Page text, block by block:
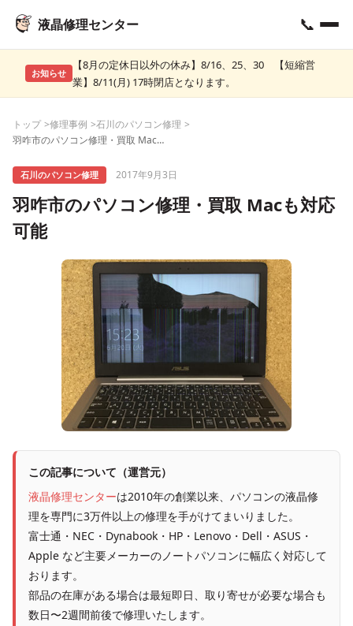
液晶修理センター 📞
お知らせ
【8月の定休日以外の休み】8/16、25、30 【短縮営
業】8/11(月) 17時閉店となります。
トップ 修理事例
石川のパソコン修理
羽咋市のパソコン修理・買取 Macも対応可能
石川のパソコン修理 2017年9月3日
羽咋市のパソコン修理・買取 Macも対応
可能
この記事について（運営元）
液晶修理センターは2010年の創業以来、パソコンの液晶修
理を専門に3万件以上の修理を手がけてまいりました。
富士通・NEC・Dynabook・HP・Lenovo・Dell・ASUS・
Apple など主要メーカーのノートパソコンに幅広く対応して
おります。
部品の在庫がある場合は最短即日、取り寄せが必要な場合も
数日〜2週間前後で修理いたします。